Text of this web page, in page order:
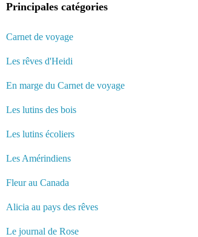
Principales catégories
Carnet de voyage
Les rêves d'Heidi
En marge du Carnet de voyage
Les lutins des bois
Les lutins écoliers
Les Amérindiens
Fleur au Canada
Alicia au pays des rêves
Le journal de Rose